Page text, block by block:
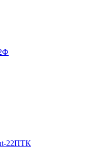
22ПТК